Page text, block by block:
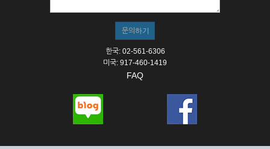
한국: 02-561-6306
미국: 917-460-1419
FAQ